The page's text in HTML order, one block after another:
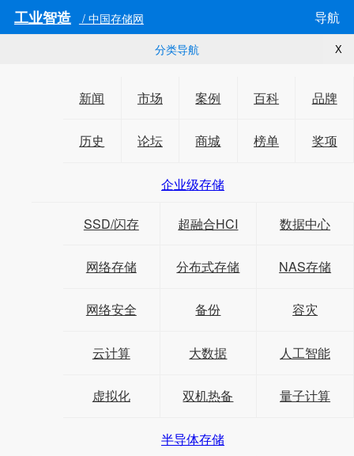
工业智造 / 中国存储网 导航
分类导航 X
新闻 市场 案例 百科 品牌
历史 论坛 商城 榜单 奖项
企业级存储
SSD/闪存 超融合HCI 数据中心
网络存储 分布式存储 NAS存储
网络安全 备份 容灾
云计算 大数据 人工智能
虚拟化 双机热备 量子计算
半导体存储